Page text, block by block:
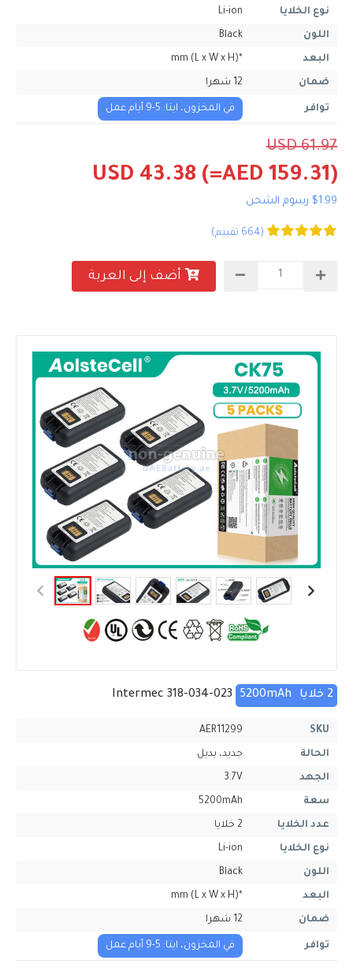
نوع الخلايا Li-ion
اللون Black
البعد *mm (L x W x H)
ضمان 12 شهرا
توافر في المخزون، ايتا: 5-9 أيام عمل
USD 61.97
USD 43.38 (=AED 159.31)
$1.99 رسوم الشحن
(664 تقييم)
أضف إلى العربة
2 خلايا 5200mAh
SKU
AER11299
الحالة جديد، بديل
الجهد 3.7V
سعة 5200mAh
عدد الخلايا 2 خلايا
نوع الخلايا Li-ion
اللون Black
البعد *mm (L x W x H)
ضمان 12 شهرا
توافر في المخزون، ايتا: 5-9 أيام عمل